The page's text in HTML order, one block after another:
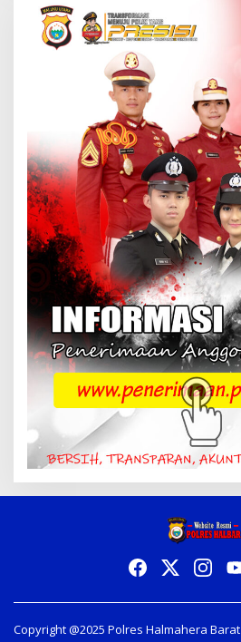
Copyright @2025 Polres Halmahera Barat